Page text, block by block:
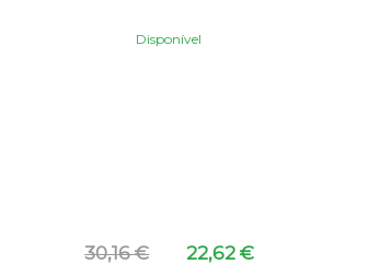
Disponível
17,70 € 13,28 €